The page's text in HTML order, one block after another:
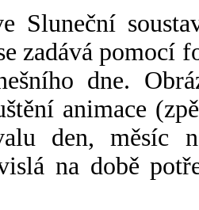
Sluneční
zadává pomocí
dne.
animace
den, měsíc
na době